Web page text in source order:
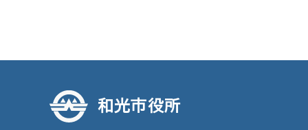
和光市役所